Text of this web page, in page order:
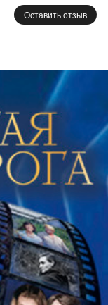
принципам
зрителя
взаимных
во
этой
– между
форма
Оставить отзыв
6+